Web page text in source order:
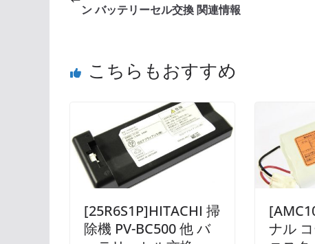
ン バッテリーセル交換 関連情報
こちらもおすすめ
[25R6S1P]HITACHI 掃
除機 PV-BC500 他 バ
ナル